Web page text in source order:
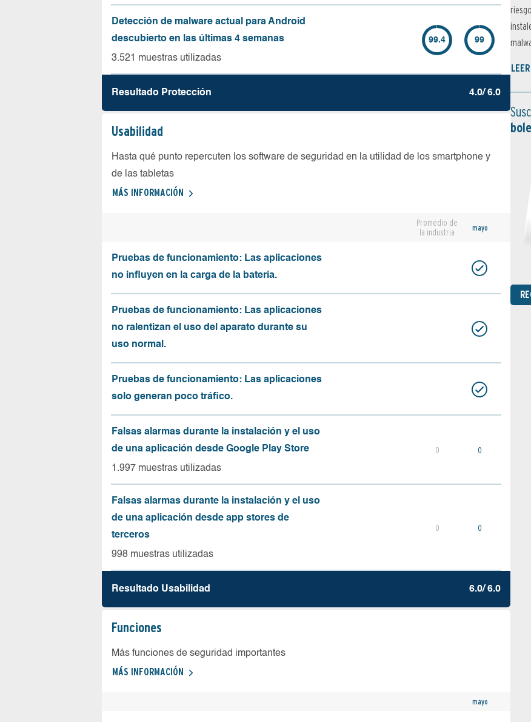
Detección de malware actual para Android
descubierto en las últimas 4 semanas
3.521 muestras utilizadas
99.4 99
Resultado Protección 4.0/ 6.0
Usabilidad
Hasta qué punto repercuten los software de seguridad en la utilidad de los smartphone y
de las tabletas
MÁS INFORMACIÓN
Promedio de
la industria
mayo
Pruebas de funcionamiento: Las aplicaciones
no influyen en la carga de la batería.
Pruebas de funcionamiento: Las aplicaciones
no ralentizan el uso del aparato durante su
uso normal.
Pruebas de funcionamiento: Las aplicaciones
solo generan poco tráfico.
Falsas alarmas durante la instalación y el uso
de una aplicación desde Google Play Store
1.997 muestras utilizadas
0 0
Falsas alarmas durante la instalación y el uso
de una aplicación desde app stores de
terceros
998 muestras utilizadas
0 0
Resultado Usabilidad 6.0/ 6.0
Funciones
Más funciones de seguridad importantes
MÁS INFORMACIÓN
mayo